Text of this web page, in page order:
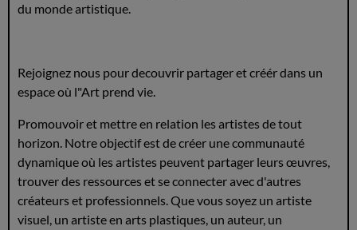
du monde artistique.
Rejoignez nous pour decouvrir partager et créér dans un
espace où l"Art prend vie.
Promouvoir et mettre en relation les artistes de tout
horizon. Notre objectif est de créer une communauté
dynamique où les artistes peuvent partager leurs œuvres,
trouver des ressources et se connecter avec d'autres
créateurs et professionnels. Que vous soyez un artiste
visuel, un artiste en arts plastiques, un auteur, un